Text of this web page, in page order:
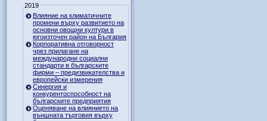
2019
Влияние на климатичните
промени върху развитието на
основни овощни култури в
югоизточен район на България
Корпоративна отговорност
чрез прилагане на
международни социални
стандарти в българските
фирми – предизвикателства и
европейски измерения
Синергия и
конкурентоспособност на
българските предприятия
Оценяване на влиянието на
външната търговия върху